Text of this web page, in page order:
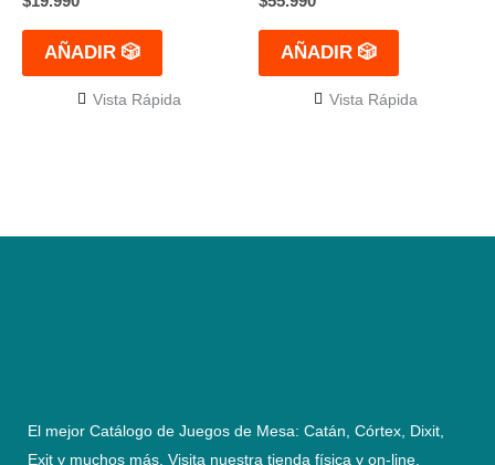
AÑADIR 🎲
Vista Rápida
AÑADIR 🎲
Vista Rápida
El mejor Catálogo de Juegos de Mesa: Catán, Córtex, Dixit,
Exit y muchos más. Visita nuestra tienda física y on-line.